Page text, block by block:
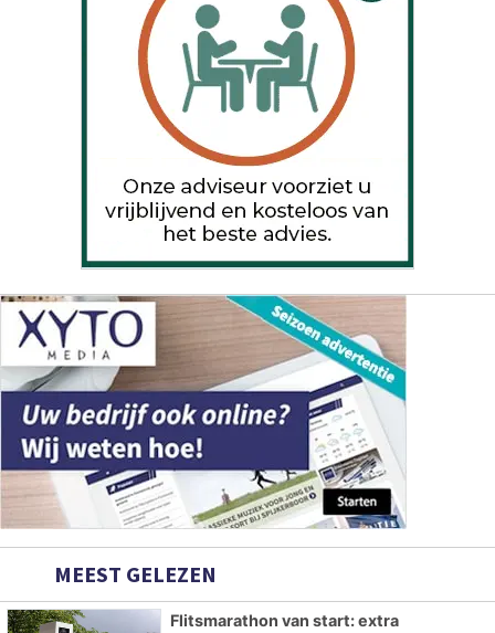
MEEST GELEZEN
Flitsmarathon van start: extra